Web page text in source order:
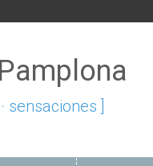
sensaciones ]